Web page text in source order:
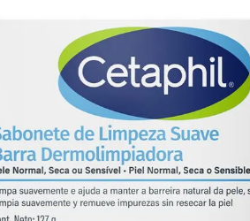
isdin
roche posay
megacistin
10.pañales